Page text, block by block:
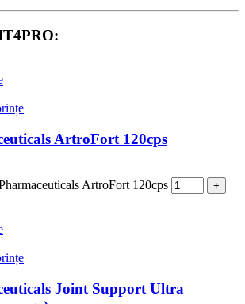
ArtroFort 120cps
ArtroFort 120cps
Joint Support Ultra